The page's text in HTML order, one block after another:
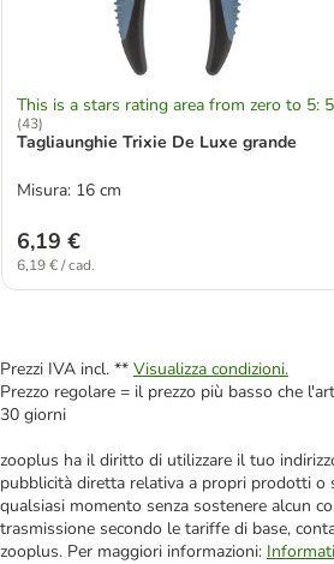
This is a stars rating area from zero to 5:
(43)
Tagliaunghie Trixie De Luxe grande
Misura: 16 cm
6,19 €
6,19 € / cad.
Prezzi IVA incl. ** Visualizza condizioni.
Prezzo regolare = il prezzo più basso che
30 giorni
zooplus ha il diritto di utilizzare il tuo
pubblicità diretta relativa a propri prodotti o
qualsiasi momento senza sostenere alcun
trasmissione secondo le tariffe di base,
zooplus. Per maggiori informazioni: